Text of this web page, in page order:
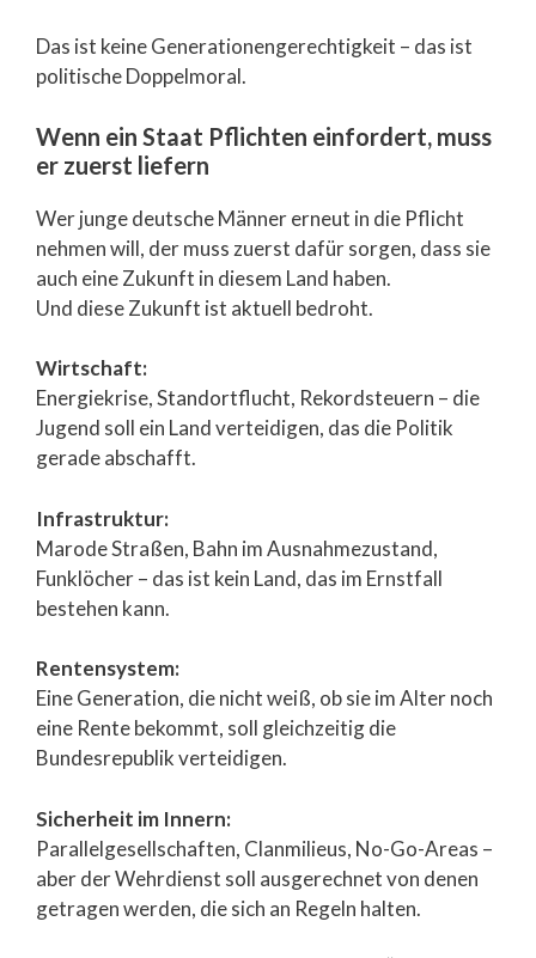
Das ist keine Generationengerechtigkeit – das ist
politische Doppelmoral.
Wenn ein Staat Pflichten einfordert, muss
er zuerst liefern
Wer junge deutsche Männer erneut in die Pflicht
nehmen will, der muss zuerst dafür sorgen, dass sie
auch eine Zukunft in diesem Land haben.
Und diese Zukunft ist aktuell bedroht.
Wirtschaft:
Energiekrise, Standortflucht, Rekordsteuern – die
Jugend soll ein Land verteidigen, das die Politik
gerade abschafft.
Infrastruktur:
Marode Straßen, Bahn im Ausnahmezustand,
Funklöcher – das ist kein Land, das im Ernstfall
bestehen kann.
Rentensystem:
Eine Generation, die nicht weiß, ob sie im Alter noch
eine Rente bekommt, soll gleichzeitig die
Bundesrepublik verteidigen.
Sicherheit im Innern:
Parallelgesellschaften, Clanmilieus, No-Go-Areas –
aber der Wehrdienst soll ausgerechnet von denen
getragen werden, die sich an Regeln halten.